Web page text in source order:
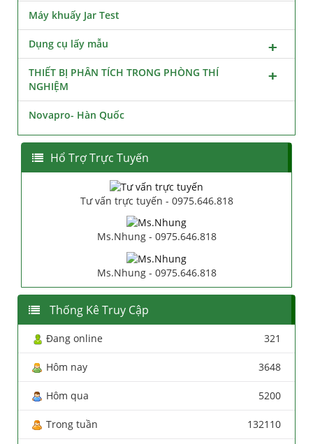
Máy khuấy Jar Test
Dụng cụ lấy mẫu
THIẾT BỊ PHÂN TÍCH TRONG PHÒNG THÍ
NGHIỆM
Novapro- Hàn Quốc
Hổ Trợ Trực Tuyến
Tư vấn trực tuyến - 0975.646.818
Ms.Nhung - 0975.646.818
Ms.Nhung - 0975.646.818
Thống Kê Truy Cập
Đang online 321
Hôm nay 3648
Hôm qua 5200
Trong tuần 132110